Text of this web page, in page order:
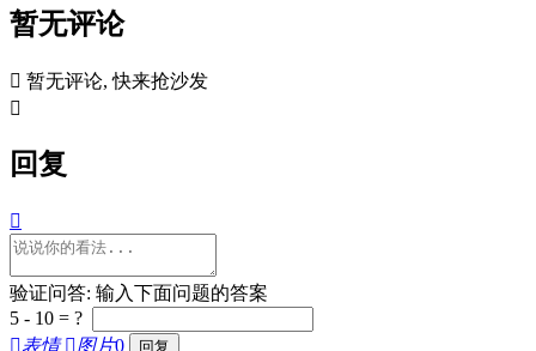
暂无评论
 暂无评论, 快来抢沙发

回复

验证问答: 输入下面问题的答案
5 - 10 = ?
表情 图片0